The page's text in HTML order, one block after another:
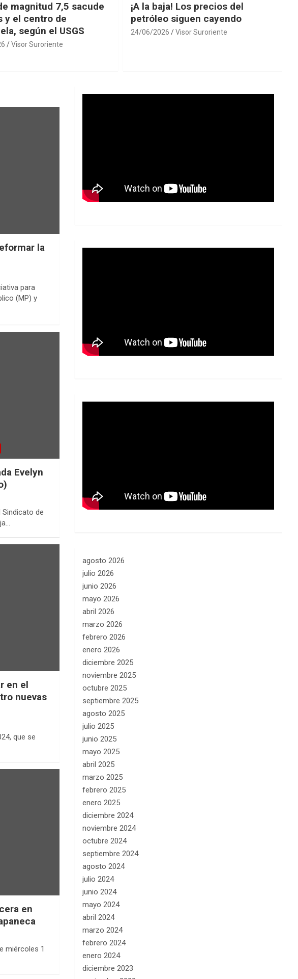
magnitud 7,5 sacude
y el centro de
según el USGS
Visor Suroriente
¡A la baja! Los precios del
petróleo siguen cayendo
24/06/2026 Visor Suroriente
la
para
(MP) y
Evelyn
Sindicato de
en el
nuevas
que se
en
miércoles 1
agosto 2026
julio 2026
junio 2026
mayo 2026
abril 2026
marzo 2026
febrero 2026
enero 2026
diciembre 2025
noviembre 2025
octubre 2025
septiembre 2025
agosto 2025
julio 2025
junio 2025
mayo 2025
abril 2025
marzo 2025
febrero 2025
enero 2025
diciembre 2024
noviembre 2024
octubre 2024
septiembre 2024
agosto 2024
julio 2024
junio 2024
mayo 2024
abril 2024
marzo 2024
febrero 2024
enero 2024
diciembre 2023